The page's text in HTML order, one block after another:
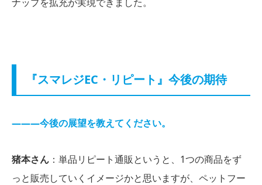
『スマレジEC・リピート』今後の期待
―――今後の展望を教えてください。
猪本さん ：単品リピート通販というと、1つの商品をず
っと販売していくイメージかと思いますが、ペットフー